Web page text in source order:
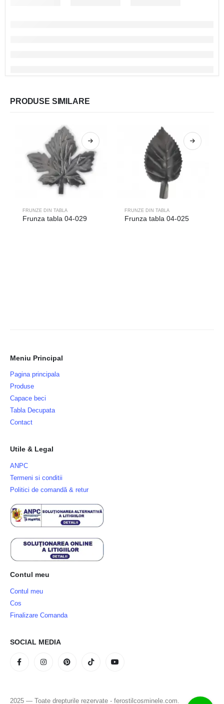
PRODUSE SIMILARE
FRUNZE DIN TABLA
Frunza tabla 04-029
FRUNZE DIN TABLA
Frunza tabla 04-025
Meniu Principal
Pagina principala
Produse
Capace beci
Tabla Decupata
Contact
Utile & Legal
ANPC
Termeni si conditii
Politici de comandă & retur
Contul meu
Contul meu
Cos
Finalizare Comanda
SOCIAL MEDIA
2025 — Toate drepturile rezervate - ferostilcosminele.com.